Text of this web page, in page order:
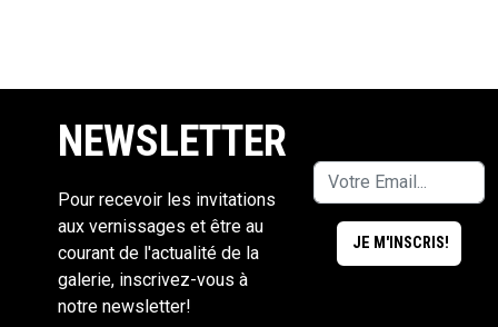
NEWSLETTER
Pour recevoir les invitations
aux vernissages et être au
courant de l'actualité de la
galerie, inscrivez-vous à
notre newsletter!